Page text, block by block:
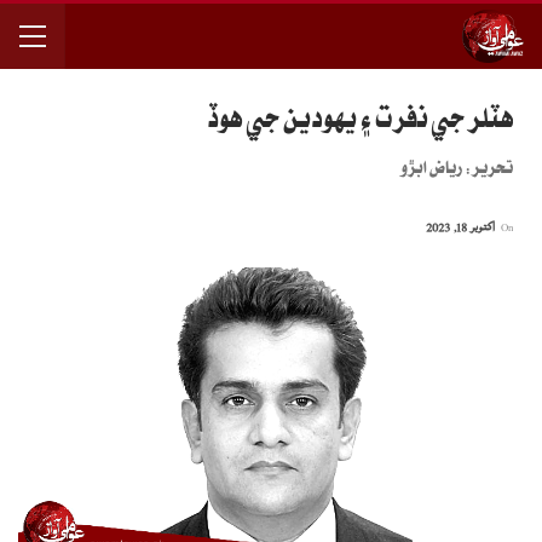
هٽلر جي نفرت ۽ يهودين جي هوڏ
تحرير: رياض ابڙو
اکتوبر 18, 2023